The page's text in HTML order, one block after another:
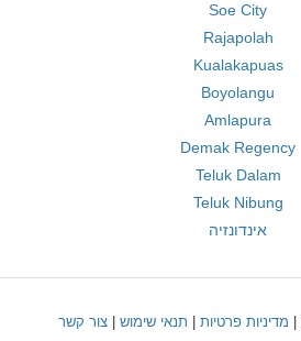
Soe City
Rajapolah
Kualakapuas
Boyolangu
Amlapura
Demak Regency
Teluk Dalam
Teluk Nibung
אינדונזיה
מדיניות פרטיות תנאי שימוש |צור קשר